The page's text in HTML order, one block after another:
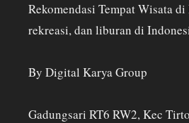
Rekomendasi Tempat Wisata
rekreasi, dan liburan di
By Digital Karya Group
Gadungsari RT6 RW2, Kec